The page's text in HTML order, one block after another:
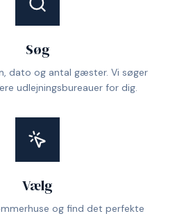
Søg
dato og antal gæster. Vi søger
udlejningsbureauer for dig.
Vælg
og find det perfekte